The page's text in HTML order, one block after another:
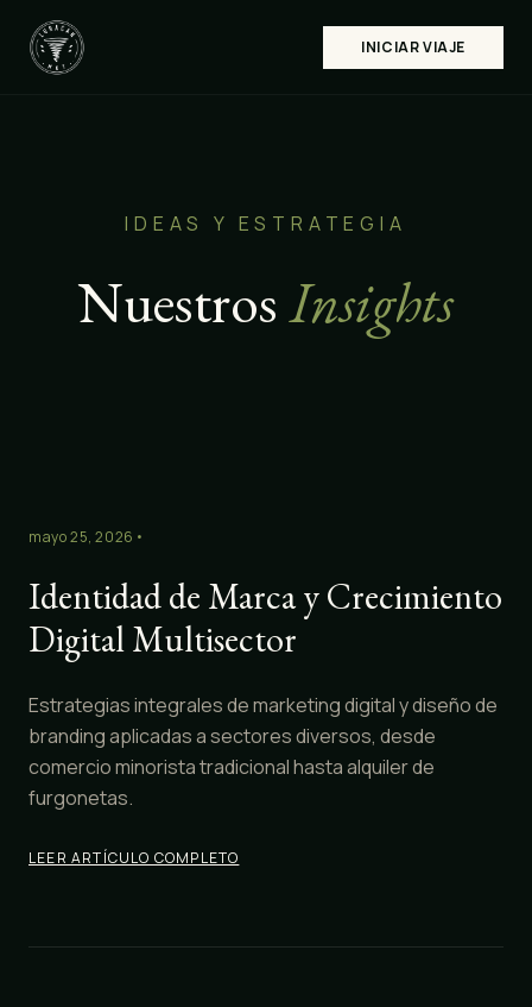
INICIAR VIAJE
IDEAS Y ESTRATEGIA
NuestrosInsights
mayo 25, 2026 •
Identidad de Marca y Crecimiento
Digital Multisector
Estrategias integrales de marketing digital y diseño de
branding aplicadas a sectores diversos, desde
comercio minorista tradicional hasta alquiler de
furgonetas.
LEER ARTÍCULO COMPLETO